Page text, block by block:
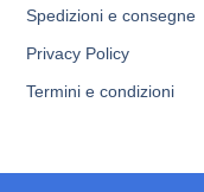
Spedizioni e consegne
Privacy Policy
Termini e condizioni